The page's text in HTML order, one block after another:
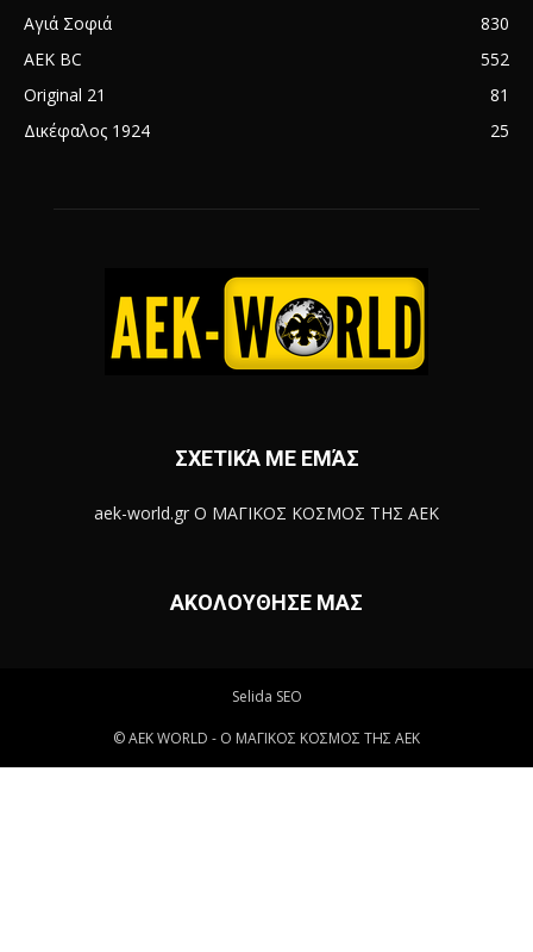
Αγιά Σοφιά
830
AEK BC
552
Original 21
81
Δικέφαλος 1924
25
ΣΧΕΤΙΚΆ ΜΕ ΕΜΆΣ
aek-world.gr Ο ΜΑΓΙΚΟΣ ΚΟΣΜΟΣ ΤΗΣ ΑΕΚ
ΑΚΟΛΟΥΘΗΣΕ ΜΑΣ
Selida SEO
© ΑΕΚ WORLD - Ο ΜΑΓΙΚΟΣ ΚΟΣΜΟΣ ΤΗΣ ΑΕΚ